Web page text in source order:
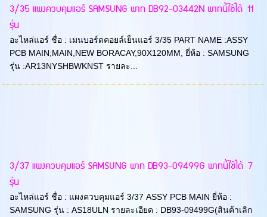
3/35 แผงควบคุมแอร์ SAMSUNG พาท DB92-03442N พาทนี้ใช้ได้ 11
รุ่น
อะไหล่แอร์ ชื่อ : เมนบอร์ดคอยล์เย็นแอร์ 3/35 PART NAME :ASSY
PCB MAIN;MAIN,NEW BORACAY,90X120MM, ยี่ห้อ : SAMSUNG
รุ่น :AR13NYSHBWKNST รายละ...
3/37 แผงควบคุมแอร์ SAMSUNG พาท DB93-09499G พาทนี้ใช้ได้ 7
รุ่น
อะไหล่แอร์ ชื่อ : แผงควบคุมแอร์ 3/37 ASSY PCB MAIN ยี่ห้อ :
SAMSUNG รุ่น : AS18ULN รายละเอียด : DB93-09499G(สินค้าเลิก